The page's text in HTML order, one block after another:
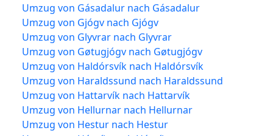
Umzug von Gásadalur nach Gásadalur
Umzug von Gjógv nach Gjógv
Umzug von Glyvrar nach Glyvrar
Umzug von Gøtugjógv nach Gøtugjógv
Umzug von Haldórsvík nach Haldórsvík
Umzug von Haraldssund nach Haraldssund
Umzug von Hattarvík nach Hattarvík
Umzug von Hellurnar nach Hellurnar
Umzug von Hestur nach Hestur